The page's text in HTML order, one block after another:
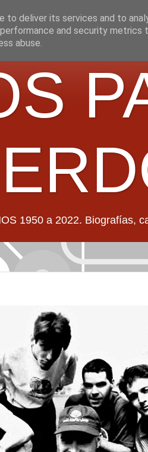
1950 a 2022. Biografías,
to deliver its services and to
and security
abuse.